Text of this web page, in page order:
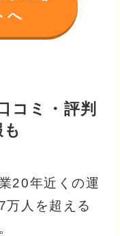
へ
コミ・評判
20年近くの運
万人を超える